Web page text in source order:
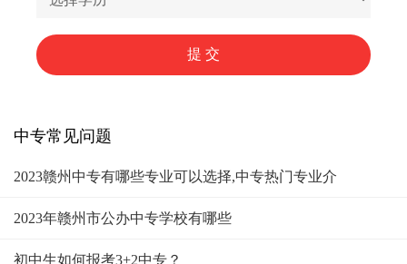
中专常见问题
2023赣州中专有哪些专业可以选择,中专热门专业介
2023年赣州市公办中专学校有哪些
初中生如何报考3+2中专？